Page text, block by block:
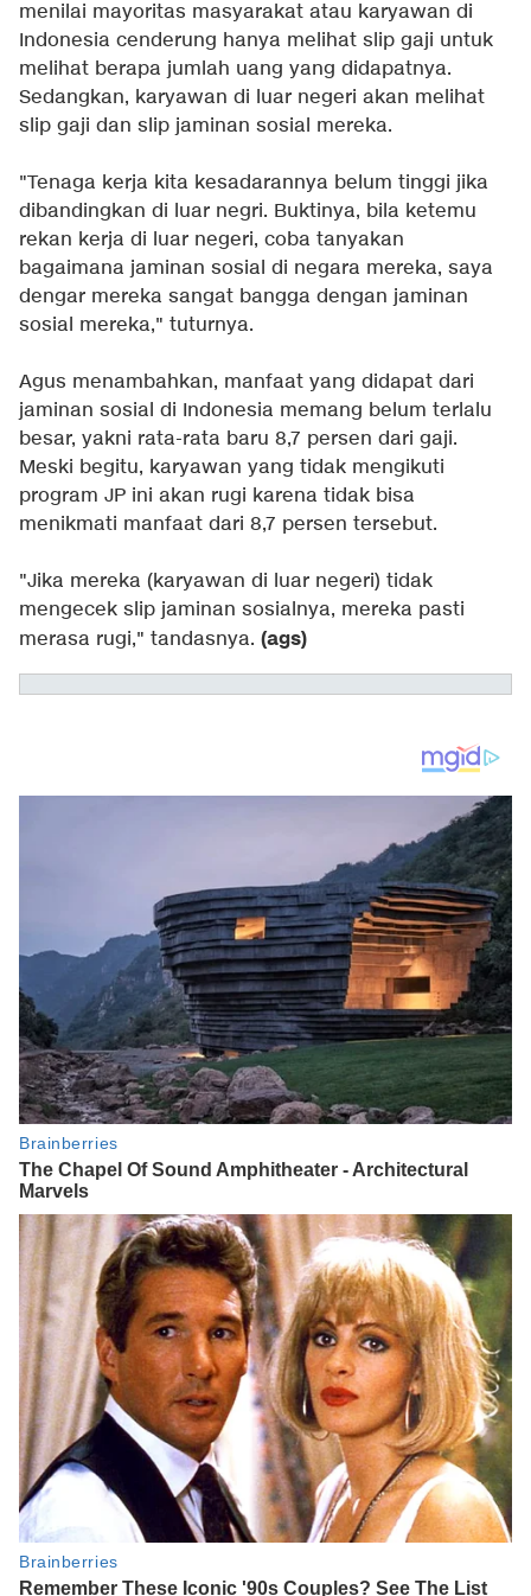
menilai mayoritas masyarakat atau karyawan di
Indonesia cenderung hanya melihat slip gaji untuk
melihat berapa jumlah uang yang didapatnya.
Sedangkan, karyawan di luar negeri akan melihat
slip gaji dan slip jaminan sosial mereka.
"Tenaga kerja kita kesadarannya belum tinggi jika
dibandingkan di luar negri. Buktinya, bila ketemu
rekan kerja di luar negeri, coba tanyakan
bagaimana jaminan sosial di negara mereka, saya
dengar mereka sangat bangga dengan jaminan
sosial mereka," tuturnya.
Agus menambahkan, manfaat yang didapat dari
jaminan sosial di Indonesia memang belum terlalu
besar, yakni rata-rata baru 8,7 persen dari gaji.
Meski begitu, karyawan yang tidak mengikuti
program JP ini akan rugi karena tidak bisa
menikmati manfaat dari 8,7 persen tersebut.
"Jika mereka (karyawan di luar negeri) tidak
mengecek slip jaminan sosialnya, mereka pasti
merasa rugi," tandasnya. (ags)